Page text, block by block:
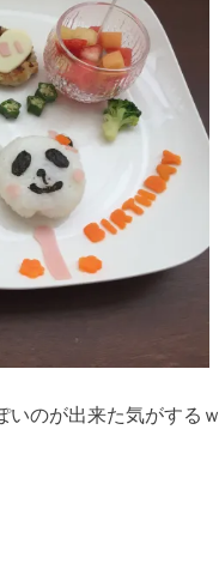
のが出来た気がするｗ